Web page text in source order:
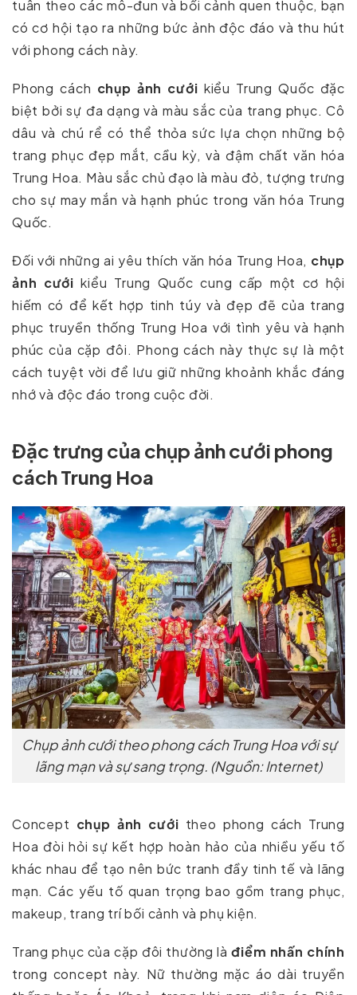
tuân theo các mô-đun và bối cảnh quen thuộc, bạn
có cơ hội tạo ra những bức ảnh độc đáo và thu hút
với phong cách này.
Phong cách chụp ảnh cưới kiểu Trung Quốc đặc
biệt bởi sự đa dạng và màu sắc của trang phục. Cô
dâu và chú rể có thể thỏa sức lựa chọn những bộ
trang phục đẹp mắt, cầu kỳ, và đậm chất văn hóa
Trung Hoa. Màu sắc chủ đạo là màu đỏ, tượng trưng
cho sự may mắn và hạnh phúc trong văn hóa Trung
Quốc.
Đối với những ai yêu thích văn hóa Trung Hoa, chụp
ảnh cưới kiểu Trung Quốc cung cấp một cơ hội
hiếm có để kết hợp tinh túy và đẹp đẽ của trang
phục truyền thống Trung Hoa với tình yêu và hạnh
phúc của cặp đôi. Phong cách này thực sự là một
cách tuyệt vời để lưu giữ những khoảnh khắc đáng
nhớ và độc đáo trong cuộc đời.
Đặc trưng của chụp ảnh cưới phong
cách Trung Hoa
Chụp ảnh cưới theo phong cách Trung Hoa với sự
lãng mạn và sự sang trọng. (Nguồn: Internet)
Concept chụp ảnh cưới theo phong cách Trung
Hoa đòi hỏi sự kết hợp hoàn hảo của nhiều yếu tố
khác nhau để tạo nên bức tranh đầy tinh tế và lãng
mạn. Các yếu tố quan trọng bao gồm trang phục,
makeup, trang trí bối cảnh và phụ kiện.
Trang phục của cặp đôi thường làđiểm nhấn chính
trong concept này. Nữ thường mặc áo dài truyền